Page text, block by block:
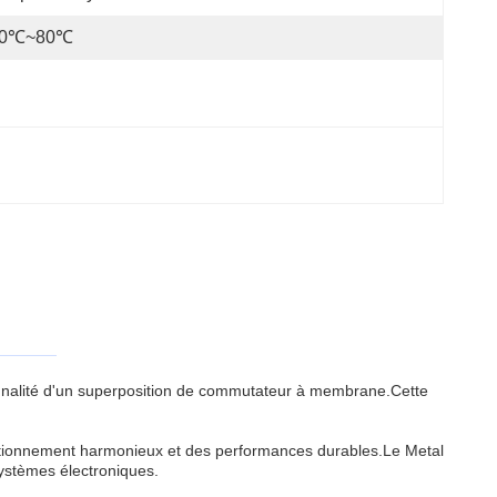
d'un superposition de commutateur à membrane.Cette
harmonieux et des performances durables.Le Metal
électroniques.